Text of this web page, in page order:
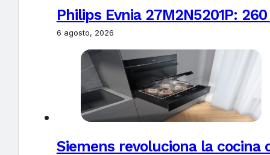
Philips Evnia 27M2N5201P:
6 agosto, 2026
Siemens revoluciona la